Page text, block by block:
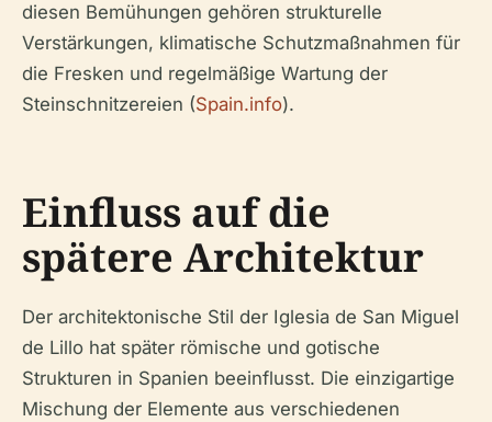
diesen Bemühungen gehören strukturelle
Verstärkungen, klimatische Schutzmaßnahmen für
die Fresken und regelmäßige Wartung der
Steinschnitzereien (Spain.info).
Einfluss auf die
spätere Architektur
Der architektonische Stil der Iglesia de San Miguel
de Lillo hat später römische und gotische
Strukturen in Spanien beeinflusst. Die einzigartige
Mischung der Elemente aus verschiedenen